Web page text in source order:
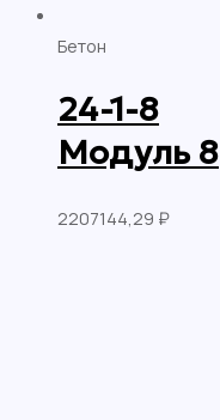
Бетон
24-1-8
Модуль 8
2207144,29 ₽